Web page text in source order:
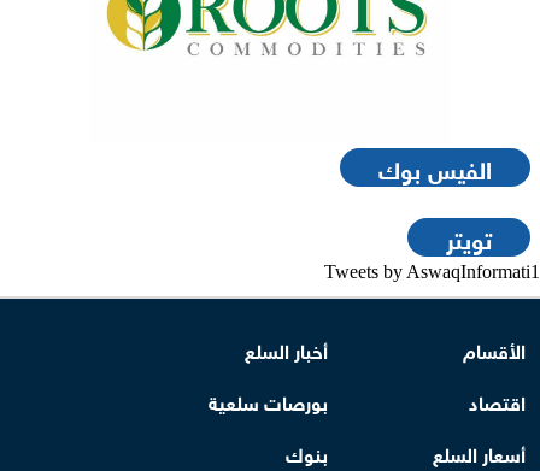
الفيس بوك
تويتر
Tweets by AswaqInformati1
الأقسام
أخبار السلع
اقتصاد
بورصات سلعية
أسعار السلع
بنوك